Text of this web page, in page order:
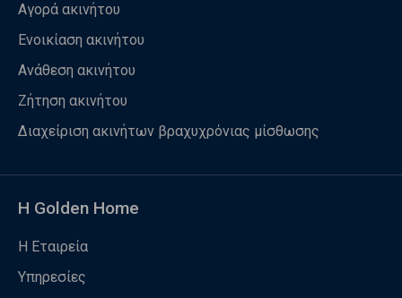
Αγορά ακινήτου
Ενοικίαση ακινήτου
Ανάθεση ακινήτου
Ζήτηση ακινήτου
Διαχείριση ακινήτων βραχυχρόνιας μίσθωσης
Η Golden Home
Η Εταιρεία
Υπηρεσίες